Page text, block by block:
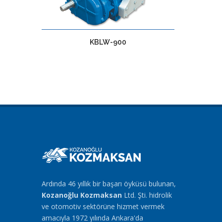
KBLW-900
Ardında 46 yıllık bir başarı öyküsü bulunan,
Kozanoğlu Kozmaksan Ltd. Şti. hidrolik
ve otomotiv sektörüne hizmet vermek
amacıyla 1972 yılında Ankara'da